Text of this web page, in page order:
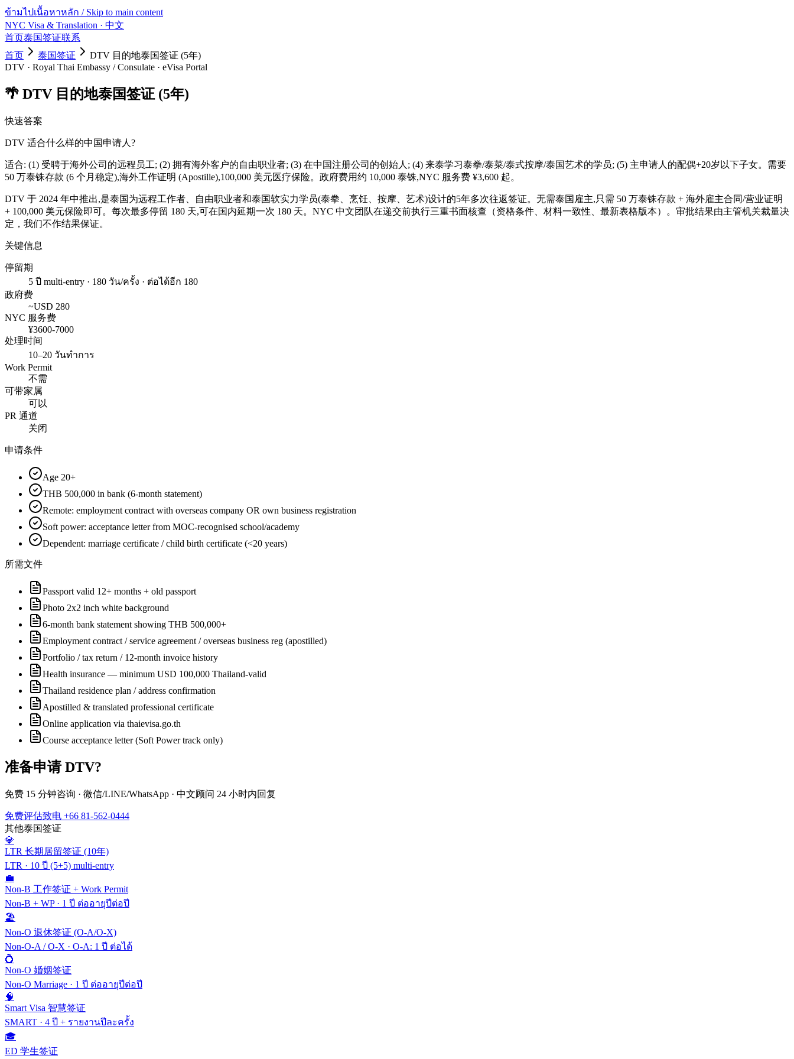
ข้ามไปเนื้อหาหลัก / Skip to main content
NYC Visa & Translation · 中文
首页泰国签证联系
首页
泰国签证
DTV 目的地泰国签证 (5年)
DTV · Royal Thai Embassy / Consulate · eVisa Portal
🌴 DTV 目的地泰国签证 (5年)
快速答案
DTV 适合什么样的中国申请人?
适合: (1) 受聘于海外公司的远程员工; (2) 拥有海外客户的自由职业者; (3) 在中国注册公司的创始人; (4) 来泰学习泰拳/泰菜/泰式按摩/泰国艺术的学员; (5) 主申请人的配偶+20岁以下子女。需要
50 万泰铢存款 (6 个月稳定),海外工作证明 (Apostille),100,000 美元医疗保险。政府费用约 10,000 泰铢,NYC 服务费 ¥3,600 起。
DTV 于 2024 年中推出,是泰国为远程工作者、自由职业者和泰国软实力学员(泰拳、烹饪、按摩、艺术)设计的5年多次往返签证。无需泰国雇主,只需 50 万泰铢存款 + 海外雇主合同/营业证明
+ 100,000 美元保险即可。每次最多停留 180 天,可在国内延期一次 180 天。NYC 中文团队在递交前执行三重书面核查（资格条件、材料一致性、最新表格版本）。审批结果由主管机关裁量决
定，我们不作结果保证。
关键信息
停留期
5 ปี multi-entry · 180 วัน/ครั้ง · ต่อได้อีก 180
政府费
~USD 280
NYC 服务费
¥3600-7000
处理时间
10–20 วันทำการ
Work Permit
不需
可带家属
可以
PR 通道
关闭
申请条件
Age 20+
THB 500,000 in bank (6-month statement)
Remote: employment contract with overseas company OR own business registration
Soft power: acceptance letter from MOC-recognised school/academy
Dependent: marriage certificate / child birth certificate (<20 years)
所需文件
Passport valid 12+ months + old passport
Photo 2x2 inch white background
6-month bank statement showing THB 500,000+
Employment contract / service agreement / overseas business reg (apostilled)
Portfolio / tax return / 12-month invoice history
Health insurance — minimum USD 100,000 Thailand-valid
Thailand residence plan / address confirmation
Apostilled & translated professional certificate
Online application via thaievisa.go.th
Course acceptance letter (Soft Power track only)
准备申请DTV?
免费 15 分钟咨询 · 微信/LINE/WhatsApp · 中文顾问 24 小时内回复
免费评估致电 +66 81-562-0444
其他泰国签证
💎
LTR 长期居留签证 (10年)
LTR · 10 ปี (5+5) multi-entry
💼
Non-B 工作签证 + Work Permit
Non-B + WP· 1 ปี ต่ออายุปีต่อปี
🏖️
Non-O 退休签证 (O-A/O-X)
Non-O-A / O-X · O-A: 1 ปี ต่อได้
💍
Non-O 婚姻签证
Non-O Marriage · 1 ปี ต่ออายุปีต่อปี
🧠
Smart Visa 智慧签证
SMART · 4 ปี + รายงานปีละครั้ง
🎓
ED 学生签证